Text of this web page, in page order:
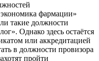
фармации»
такие должности
Однако здесь остаётся
или аккредитацией
в должности провизора
пройти